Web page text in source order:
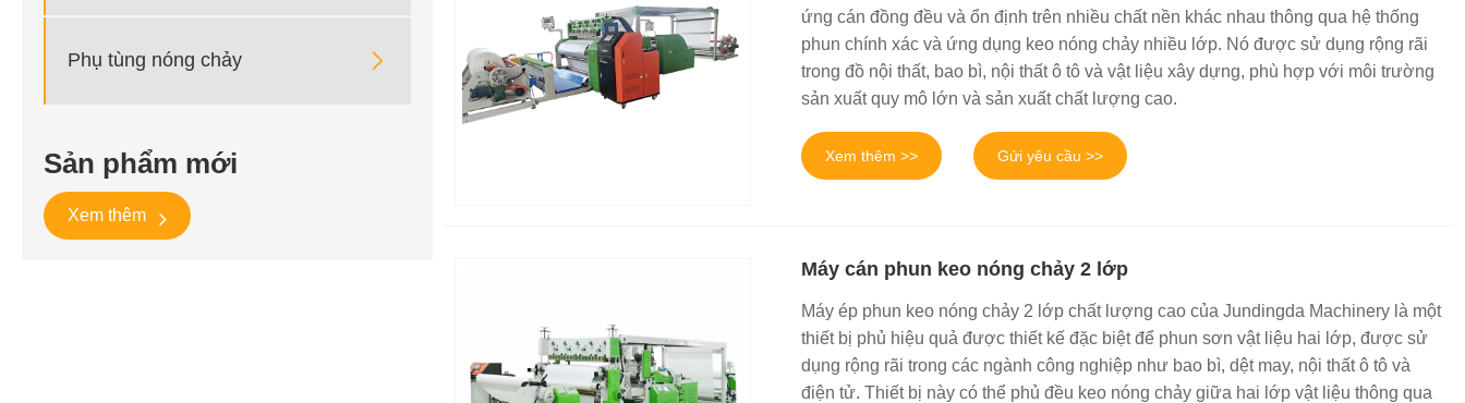
Phụ tùng nóng chảy 
Sản phẩm mới
Xem thêm
ứng cán đồng đều và ổn định trên nhiều chất nền khác nhau thông qua hệ thống
phun chính xác và ứng dụng keo nóng chảy nhiều lớp. Nó được sử dụng rộng rãi
trong đồ nội thất, bao bì, nội thất ô tô và vật liệu xây dựng, phù hợp với môi trường
sản xuất quy mô lớn và sản xuất chất lượng cao.
Xem thêm >> Gửi yêu cầu >>
Máy cán phun keo nóng chảy 2 lớp
Máy ép phun keo nóng chảy 2 lớp chất lượng cao của Jundingda Machinery là một
thiết bị phủ hiệu quả được thiết kế đặc biệt để phun sơn vật liệu hai lớp, được sử
dụng rộng rãi trong các ngành công nghiệp như bao bì, dệt may, nội thất ô tô và
điện tử. Thiết bị này có thể phủ đều keo nóng chảy giữa hai lớp vật liệu thông qua